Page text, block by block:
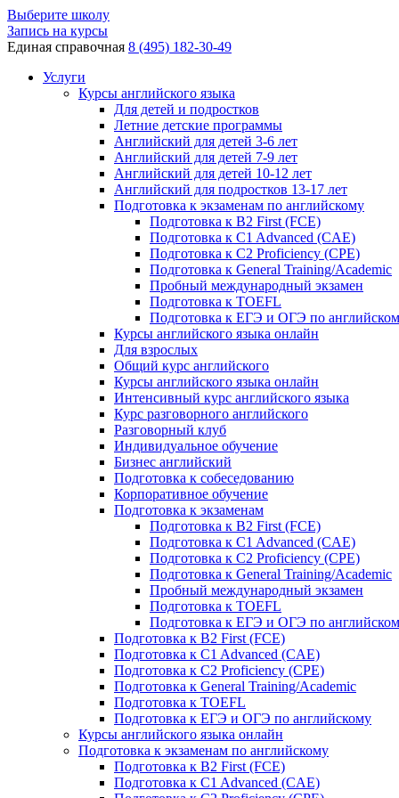
Выберите школу
Запись на курсы
Единая справочная 8 (495) 182-30-49
Услуги
Курсы английского языка
Для детей и подростков
Летние детские программы
Английский для детей 3-6 лет
Английский для детей 7-9 лет
Английский для детей 10-12 лет
Английский для подростков 13-17 лет
Подготовка к экзаменам по английскому
Подготовка к B2 First (FCE)
Подготовка к C1 Advanced (CAE)
Подготовка к C2 Proficiency (CPE)
Подготовка к General Training/Academic
Пробный международный экзамен
Подготовка к TOEFL
Подготовка к ЕГЭ и ОГЭ по
Курсы английского языка онлайн
Для взрослых
Общий курс английского
Курсы английского языка онлайн
Интенсивный курс английского языка
Курс разговорного английского
Разговорный клуб
Индивидуальное обучение
Бизнес английский
Подготовка к собеседованию
Корпоративное обучение
Подготовка к экзаменам
Подготовка к B2 First (FCE)
Подготовка к C1 Advanced (CAE)
Подготовка к C2 Proficiency (CPE)
Подготовка к General Training/Academic
Пробный международный экзамен
Подготовка к TOEFL
Подготовка к ЕГЭ и ОГЭ по
Подготовка к B2 First (FCE)
Подготовка к C1 Advanced (CAE)
Подготовка к C2 Proficiency (CPE)
Подготовка к General Training/Academic
Подготовка к TOEFL
Подготовка к ЕГЭ и ОГЭ по английскому
Курсы английского языка онлайн
Подготовка к экзаменам по английскому
Подготовка к B2 First (FCE)
Подготовка к C1 Advanced (CAE)